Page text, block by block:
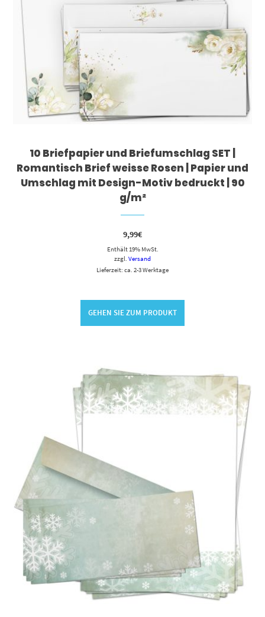
10 Briefpapier und Briefumschlag SET |
Romantisch Brief weisse Rosen | Papier und
Umschlag mit Design-Motiv bedruckt | 90
g/m²
9,99€
Enthält 19% MwSt.
zzgl. Versand
Lieferzeit: ca. 2-3 Werktage
GEHEN SIE ZUM PRODUKT